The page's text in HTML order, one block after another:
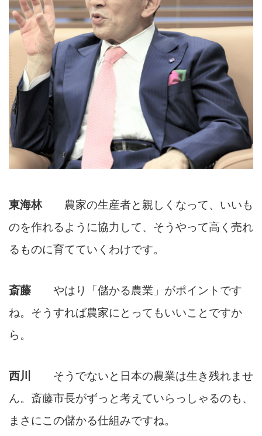
東海林 農家の生産者と親しくなって、いいも
のを作れるように協力して、そうやって高く売れ
るものに育てていくわけです。
斎藤 やはり「儲かる農業」がポイントです
ね。そうすれば農家にとってもいいことですか
ら。
西川 そうでないと日本の農業は生き残れませ
ん。斎藤市長がずっと考えていらっしゃるのも、
まさにこの儲かる仕組みですね。